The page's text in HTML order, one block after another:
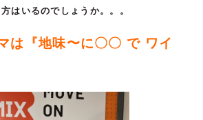
はいるのでしょうか。。。
は『地味〜に〇〇 で ワイ